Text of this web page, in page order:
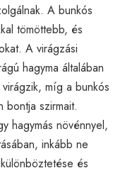
A bunkós
tömöttebb, és
A virágzási
hagyma általában
míg a bunkós
bontja szirmait.
hagymás növénnyel,
inkább ne
és